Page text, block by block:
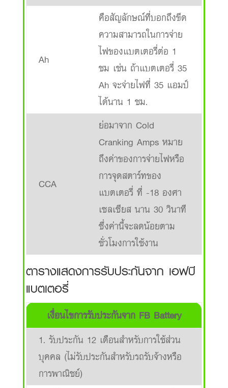
Ah
คือสัญลักษณ์ที่บอกถึงขีด
ความสามารถในการจ่าย
ไฟของแบตเตอรี่ต่อ 1
ชม เช่น ถ้าแบตเตอรี่ 35
Ah จะจ่ายไฟที่ 35 แอมป์
ได้นาน 1 ชม.
CCA
ย่อมาจาก Cold
Cranking Amps หมาย
ถึงค่าของการจ่ายไฟหรือ
การจุดสตาร์ทของ
แบตเตอรี่ ที่ -18 องศา
เซลเซียส นาน 30 วินาที
ซึ่งค่านี้จะลดน้อยตาม
ชั่วโมงการใช้งาน
ตารางแสดงการรับประกันจาก เอฟบี
แบตเตอรี่
เงื่อนไขการรับประกันจาก FB Battery
1. รับประกัน 12 เดือนสำหรับการใช้ส่วน
บุคคล (ไม่รับประกันสำหรับรถรับจ้างหรือ
การพาณิชย์)